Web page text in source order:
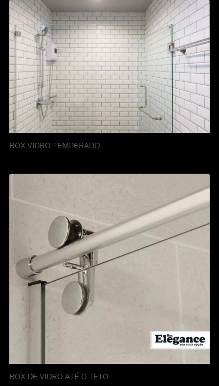
BOX VIDRO TEMPERADO
BOX DE VIDRO ATÉ O TETO